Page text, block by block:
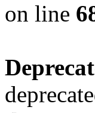
on line